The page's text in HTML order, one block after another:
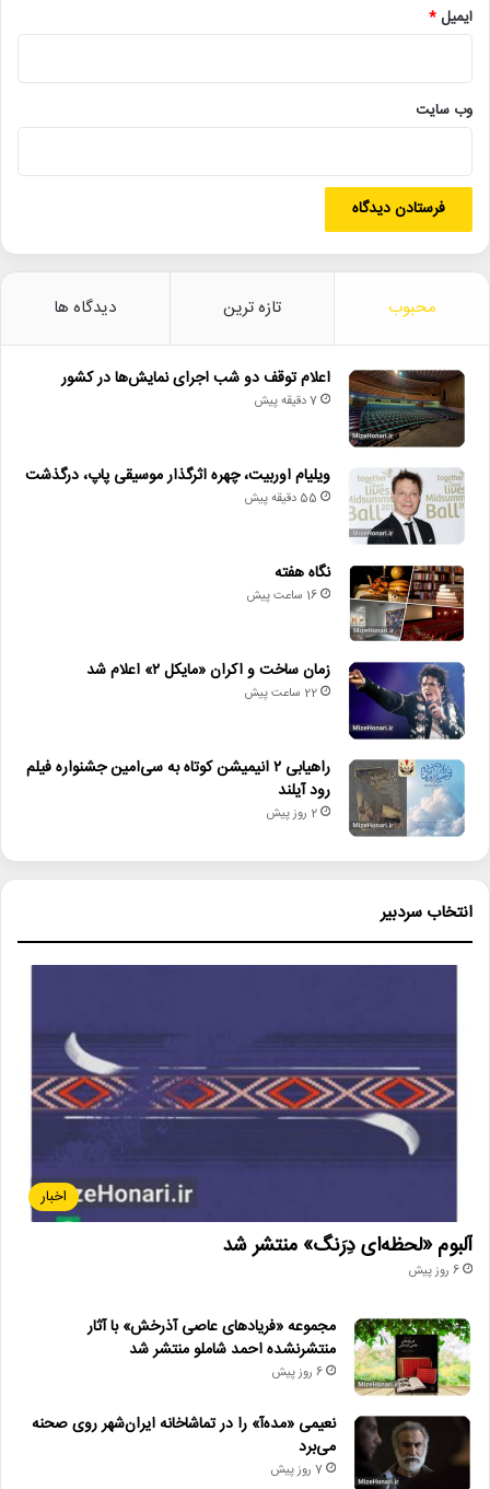
تصویری از نمایش‌های اجراشده تهیه شده است و ۷ هزار و ۲۳۲
گفت‌وگو، خبر و گزارش نمایش‌های بر صحنه توسط روابط عمومی
همچنین ۴۳ شماره «هفته نامه اداره کل هنرهای نمایشی» چاپ و در
بین هنرمندان تهران و شهرستان توزیع شده است. مطابق این گزارش،
۹ شماره ماه‌نامه « اداره کل هنرهای نمایشی» نیز به زبان انگلیسی
منتشر و توسط امور بین‌الملل اداره کل هنرهای نمایشی توزیع شده
در این زمان سه ساله، ۱۰ پوستر برای رویدادها و جشنواره‌های برگزارشده
طراحی و ۱۵ نشست خبری نیز توسط اداره کل هنرهای نمایشی، برگزار
شده است.
لینک خبر
دیگر خبرها
• نگاه هفته
• مجله هنری
• اعلام توقف دو شب اجرای نمایش‌ها در کشور
• ویلیام اوربیت، چهره اثرگذار موسیقی پاپ، درگذشت
• زمان ساخت و اکران «مایکل ۲» اعلام شد
• راهیابی ۲ انیمیشن کوتاه به سی‌امین جشنواره فیلم رود آیلند
• شایعه یا واقعیت؟ نقش کلیدی پل توماس اندرسون در فیلم جدید
اداره کل هنرهای نمایشی
تئاتر.
دولت سیزدهم
هنرمندان تئاتر
ایمیل*
وب‌ سایت
محبوب تازه ترین دیدگاه ها
اعلام توقف دو شب اجرای نمایش‌ها در کشور
7 دقیقه پیش
ویلیام اوربیت، چهره اثرگذار موسیقی پاپ، درگذشت
55 دقیقه پیش
نگاه هفته
16 ساعت پیش
زمان ساخت و اکران «مایکل ۲» اعلام شد
22 ساعت پیش
راهیابی ۲ انیمیشن کوتاه به سی‌امین جشنواره فیلم
رود آیلند
2 روز پیش
انتخاب سردبیر
اخبار
آلبوم «لحظه‌ای دِرَنگ» منتشر شد
6 روز پیش
مجموعه «فریادهای عاصی آذرخش» با آثار
منتشرنشده احمد شاملو منتشر شد
6 روز پیش
نعیمی «مده‌آ» را در تماشاخانه ایران‌شهر روی صحنه
می‌برد
7 روز پیش